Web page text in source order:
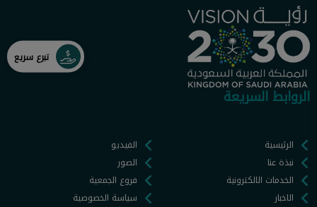
الروابط السريعة
الرئيسية
نبذة عنا
الخدمات الالكترونية
الاخبار
الفيديو
الصور
فروع الجمعية
سياسة الخصوصية
تبرع سريع